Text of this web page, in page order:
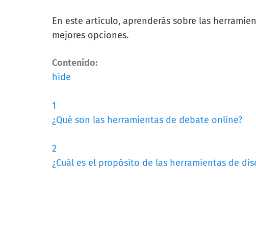
En este artículo, aprenderás sobre las
mejores opciones.
Contenido:
hide
1
¿Qué son las herramientas de debate online?
2
¿Cuál es el propósito de las herramientas de